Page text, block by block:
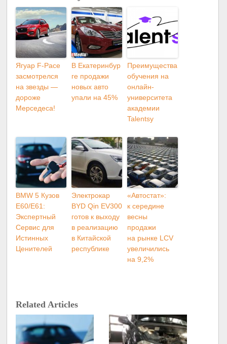
Ягуар F-Pace
засмотрелся
на звезды —
дороже
Мерседеса!
В Екатеринбур
ге продажи
новых авто
упали на 45%
Преимущества
обучения на
онлайн-
университета
академии
Talentsy
BMW 5 Кузов
E60/E61:
Экспертный
Сервис для
Истинных
Ценителей
Электрокар
BYD Qin EV300
готов к выходу
в реализацию
в Китайской
республике
«Автостат»:
к середине
весны
продажи
на рынке LCV
увеличились
на 9,2%
Related Articles